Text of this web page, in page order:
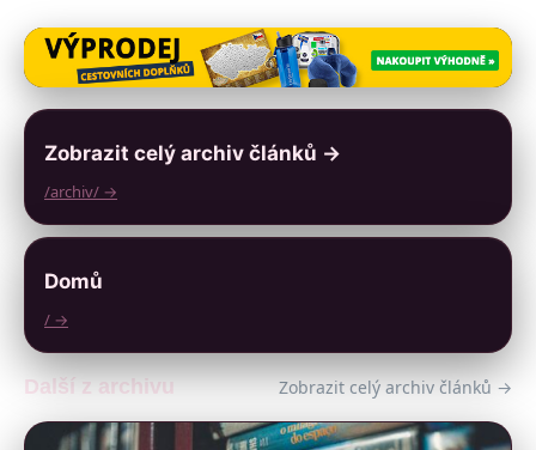
Zobrazit celý archiv článků →
/archiv/ →
Domů
/ →
Další z archivu Zobrazit celý archiv článků →